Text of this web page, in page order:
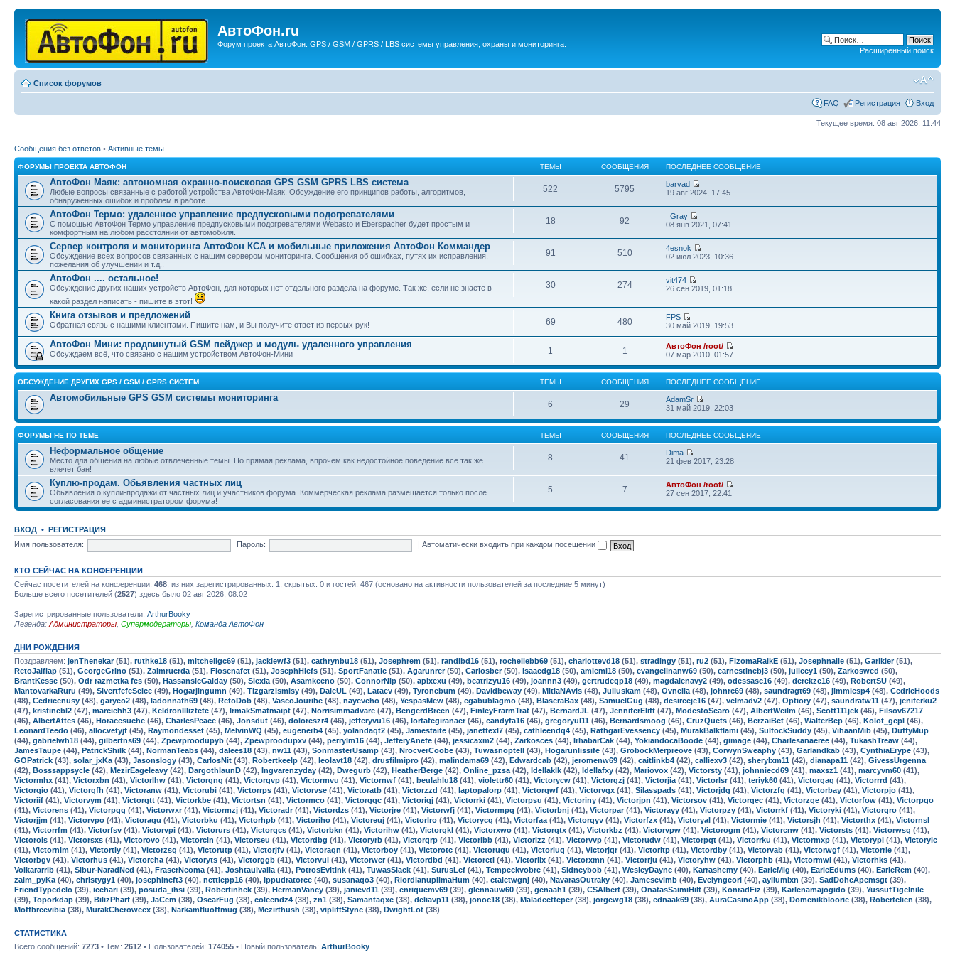
АвтоФон.ru
Форум проекта АвтоФон. GPS / GSM / GPRS / LBS системы управления, охраны и мониторинга.
Расширенный поиск
Список форумов
FAQ Регистрация Вход
Текущее время: 08 авг 2026, 11:44
Сообщения без ответов • Активные темы
ФОРУМЫ ПРОЕКТА АВТОФОН ТЕМЫ СООБЩЕНИЯ ПОСЛЕДНЕЕ СООБЩЕНИЕ
АвтоФон Маяк: автономная охранно-поисковая GPS GSM GPRS LBS система
Любые вопросы связанные с работой устройства АвтоФон-Маяк. Обсуждение его принципов работы, алгоритмов,
обнаруженных ошибок и проблем в работе.
522 5795
barvad
19 авг 2024, 17:45
АвтоФон Термо: удаленное управление предпусковыми подогревателями
С помошью АвтоФон Термо управление предпусковыми подогревателями Webasto и Eberspacher будет простым и
комфортным на любом расстоянии от автомобиля.
18 92
_Gray
08 янв 2021, 07:41
Сервер контроля и мониторинга АвтоФон КСА и мобильные приложения АвтоФон Коммандер
Обсуждение всех вопросов связанных с нашим сервером мониторинга. Сообщения об ошибках, путях их исправления,
пожелания об улучшении и т.д..
91 510
4esnok
02 июл 2023, 10:36
АвтоФон .... остальное!
Обсуждение других наших устройств АвтоФон, для которых нет отдельного раздела на форуме. Так же, если не знаете в
какой раздел написать - пишите в этот!
30 274
vit474
26 сен 2019, 01:18
Книга отзывов и предложений
Обратная связь с нашими клиентами. Пишите нам, и Вы получите ответ из первых рук! 69 480
FPS
30 май 2019, 19:53
АвтоФон Мини: продвинутый GSM пейджер и модуль удаленного управления
Обсуждаем всё, что связано с нашим устройством АвтоФон-Мини 1 1
АвтоФон /root/
07 мар 2010, 01:57
ОБСУЖДЕНИЕ ДРУГИХ GPS / GSM / GPRS СИСТЕМ ТЕМЫ СООБЩЕНИЯ ПОСЛЕДНЕЕ СООБЩЕНИЕ
Автомобильные GPS GSM системы мониторинга
6 29
AdamSr
31 май 2019, 22:03
ФОРУМЫ НЕ ПО ТЕМЕ ТЕМЫ СООБЩЕНИЯ ПОСЛЕДНЕЕ СООБЩЕНИЕ
Неформальное общение
Место для общения на любые отвлеченные темы. Но прямая реклама, впрочем как недостойное поведение все так же
влечет бан!
8 41
Dima
21 фев 2017, 23:28
Куплю-продам. Обьявления частных лиц
Обьявления о купли-продажи от частных лиц и участников форума. Коммерческая реклама размещается только после
согласования ее с администратором форума!
5 7
АвтоФон /root/
27 сен 2017, 22:41
ВХОД • РЕГИСТРАЦИЯ
Имя пользователя:
Пароль: |Автоматически входить при каждом посещении
КТО СЕЙЧАС НА КОНФЕРЕНЦИИ
Сейчас посетителей на конференции: 468 , из них зарегистрированных: 1, скрытых: 0 и гостей: 467 (основано на активности пользователей за последние 5 минут)
Больше всего посетителей (2527) здесь было 02 авг 2026, 08:02
Зарегистрированные пользователи: ArthurBooky
Легенда: Администраторы Супермодераторы Команда АвтоФон
ДНИ РОЖДЕНИЯ
Поздравляем: jenThenekar(51), ruthke18 (51), mitchellgc69 (51), jackiewf3 (51), cathrynbu18 (51), Josephrem (51), randibd16 (51), rochellebb69 (51), charlottevd18 (51), stradingy (51), ru2 (51), FizomaRaikE (51), Josephnaile (51), Garikler(51),
RetoJaifiap (51), GeorgeGrino (51), Zaimrucrda (51), Flosenafet (51), JosephHiefs (51), SportFanatic (51), Agarunrer(50), Carlosber(50), isaacdg18 (50), amieml18 (50), evangelinanw69 (50), earnestinebj3 (50), juliecy1 (50), Zarkoswed (50),
BrantKesse (50), Odr razmetka fes (50), HassansicGaiday (50), Slexia (50), Asamkeeno (50), ConnorNip (50), apixexu (49), beatrizyu16 (49), joannn3 (49), gertrudeqp18 (49), magdalenavy2 (49), odessasc16 (49), derekze16 (49), RobertSU (49),
MantovarkaRuru (49), SivertfefeSeice (49), Hogarjingumn (49), Tizgarzismisy (49), DaleUL (49), Lataev (49), Tyronebum (49), Davidbeway (49), MitiaNAvis (48), Juliuskam (48), Ovnella (48), johnrc69 (48), saundragt69 (48), jimmiesp4 (48), CedricHoods
(48), Cedricenusy (48), garyeo2 (48), ladonnafh69 (48), RetoDob (48), VascoJouribe (48), nayeveho (48), YespasMew (48), egabublagmo (48), BlaseraBax (48), SamuelGug (48), desireeje16 (47), velmadv2 (47), Optiory (47), saundratw11 (47), jeniferku2
(47), kristinebl2 (47), marciehh3 (47), KeldronIlliztete (47), IrmakSmatmaipt (47), Norrisimmadvare (47), BengerdBreen (47), FinleyFrarmTrat (47), BernardJL (47), JenniferElift (47), ModestoSearo (47), AlbertWeilm (46), Scott111jek (46), Filsov67217
(46), AlbertAttes (46), Horacesuche (46), CharlesPeace (46), Jonsdut (46), doloreszr4 (46), jefferyvu16 (46), lortafegiranaer(46), candyfa16 (46), gregoryul11 (46), Bernardsmoog (46), CruzQuets (46), BerzaiBet (46), WalterBep (46), Kolot_gepl (46),
LeonardTeedo (46), allocvetyjf (45), Raymondesset (45), MelvinWQ (45), eugenerb4 (45), yolandaqt2 (45), Jamestaite (45), janettexl7 (45), cathleendq4 (45), RathgarEvessency (45), MurakBalkflami (45), SulfockSuddy (45), VihaanMib (45), DuffyMup
(44), gabrielwh18 (44), gilbertns69 (44), Zpewproodupyb (44), Zpewproodupxv (44), perrylm16 (44), JefferyAnefe (44), jessicaxm2 (44), Zarkosces (44), IrhabarCak (44), YokiandocaBoode (44), gimage (44), Charlesanaeree (44), TukashTreaw (44),
JamesTaupe (44), PatrickShilk (44), NormanTeabs (44), dalees18 (43), nw11 (43), SonmasterUsamp (43), NrocverCoobe (43), Tuwasnoptell (43), Hogarunlissife (43), GrobockMerpreove (43), CorwynSweaphy (43), Garlandkab (43), CynthiaErype (43),
GOPatrick (43), solar_jxKa (43), Jasonslogy (43), CarlosNit (43), Robertkeelp (42), leolavt18 (42), drusfilmipro (42), malindama69 (42), Edwardcab (42), jeromenw69 (42), caitlinkb4 (42), calliexv3 (42), sherylxm11 (42), dianapa11 (42), GivessUrgenna
(42), Bosssappsycle (42), MezirEageleavy (42), DargothlaunD (42), Ingvarenzyday (42), Dwegurb (42), HeatherBerge (42), Online_pzsa (42), Idellaklk (42), Idellafxy (42), Mariovox (42), Victorsty (41), johnniecd69 (41), maxsz1 (41), marcyvm60 (41),
Victormhx (41), Victorxbn (41), Victorlhw (41), Victorgng (41), Victorgvp (41), Victormvu (41), Victornwf (41), beulahlu18 (41), violettr60 (41), Victorycw (41), Victorgzj (41), Victorjia (41), Victorlsr(41), teriyk60 (41), Victorgaq (41), Victorrrd (41),
Victorqio (41), Victorqfh (41), Victoranw (41), Victorubi (41), Victorrps (41), Victorvse (41), Victoratb (41), Victorzzd (41), laptopalorp (41), Victorqwf (41), Victorvgx (41), Silasspads (41), Victorjdg (41), Victorzfq (41), Victorbay (41), Victorpjo (41),
Victoriif (41), Victorvym (41), Victorgtt (41), Victorkbe (41), Victortsn (41), Victormco (41), Victorgqc (41), Victoriqj (41), Victorrki (41), Victorpsu (41), Victoriny (41), Victorjpn (41), Victorsov (41), Victorqec (41), Victorzqe (41), Victorfow (41), Victorpgo
(41), Victorens (41), Victorpqg (41), Victorwxr(41), Victormzj (41), Victoradr(41), Victordzs (41), Victorjre (41), Victorwfj (41), Victormpq (41), Victorbnj (41), Victorpar(41), Victorayy (41), Victorpzy (41), Victorrkf (41), Victoryki (41), Victorqro (41),
Victorjjm (41), Victorvpo (41), Victoragu (41), Victorbku (41), Victorhpb (41), Victoriho (41), Victoreuj (41), Victorlro (41), Victorycq (41), Victorfaa (41), Victorqyv (41), Victorfzx (41), Victoryal (41), Victormie (41), Victorsjh (41), Victorthx (41), Victornsl
(41), Victorrfm (41), Victorfsv (41), Victorvpi (41), Victorurs (41), Victorqcs (41), Victorbkn (41), Victorihw (41), Victorqkl (41), Victorxwo (41), Victorqtx (41), Victorkbz (41), Victorvpw (41), Victorogm (41), Victorcnw (41), Victorsts (41), Victorwsq (41),
Victorols (41), Victorsxs (41), Victorovo (41), Victorcln (41), Victorseu (41), Victordbg (41), Victoryrb (41), Victorqrp (41), Victoribb (41), Victorlzz (41), Victorvvp (41), Victorudw (41), Victorpqt (41), Victorrku (41), Victormxp (41), Victorypi (41), Victorylc
(41), Victornlm (41), Victortly (41), Victorzsq (41), Victorutp (41), Victorjfv (41), Victoraqn (41), Victorboy (41), Victorotc (41), Victoruqu (41), Victorluq (41), Victorjqr(41), Victorltp (41), Victordby (41), Victorvab (41), Victorwgf (41), Victorrie (41),
Victorbgv (41), Victorhus (41), Victoreha (41), Victoryts (41), Victorggb (41), Victorvul (41), Victorwcr(41), Victordbd (41), Victoreti (41), Victorilx (41), Victorxmn (41), Victorrju (41), Victoryhw (41), Victorphb (41), Victormwl (41), Victorhks (41),
Volkararrib (41), Sibur-NaradNed (41), FraserNeoma (41), Joshtaulvalia (41), PotrosEvitink (41), TuwasSlack (41), SurusLef (41), Tempeckvobre (41), Sidneybob (41), WesleyDaync (40), Karrashemy (40), EarleMig (40), EarleEdums (40), EarleRem (40),
zaim_pyKa (40), christygy1 (40), josephineft3 (40), nettiepp16 (40), ippudratorce (40), susanaqo3 (40), RiordianuplimaHum (40), ctaletwgnj (40), NavarasOutraky (40), Jamesevimb (40), Evelyngeori (40), ayilumixn (39), SadDoheApemsgt (39),
FriendTypedelo (39), icehari (39), posuda_ihsi (39), Robertinhek (39), HermanVancy (39), janievd11 (39), enriquemv69 (39), glennauw60 (39), genaah1 (39), CSAlbert (39), OnatasSaimiHilt (39), KonradFiz (39), Karlenamajogido (39), YussufTigeInile
(39), Toporkdap (39), BilizPharf (39), JaCem (38), OscarFug (38), coleendz4 (38), zn1 (38), Samantaqxe (38), deliavp11 (38), jonoc18 (38), Maladeetteper(38), jorgewg18 (38), ednaak69 (38), AuraCasinoApp (38), Domenikbloorie (38), Robertclien (38),
Moffbreevibia (38), MurakCheroweex (38), Narkamfluoffmug (38), Mezirthush (38), vipliftStync (38), DwightLot (38)
СТАТИСТИКА
Всего сообщений: 7273 • Тем: 2612 • Пользователей: 174055 • Новый пользователь: ArthurBooky